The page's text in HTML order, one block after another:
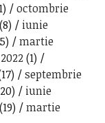
octombrie
iunie
martie
(1)
septembrie
iunie
(19)
martie